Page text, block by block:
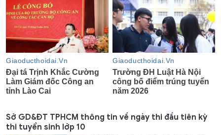
Sở GD&ĐT TPHCM thông tin về ngày thi đầu tiên kỳ
thi tuyển sinh lớp 10